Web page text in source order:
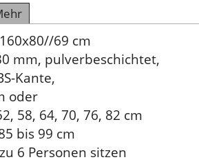
69 cm
mm, pulverbeschichtet,
Kante,
oder
58, 64, 70, 76, 82 cm
bis 99 cm
6 Personen sitzen